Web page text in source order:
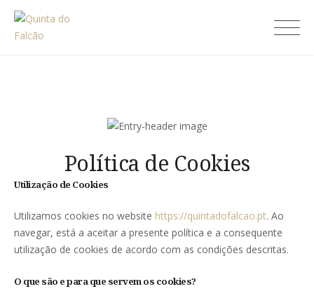
Skip
content
Política de Cookies
Utilização de Cookies
Utilizamos cookies no website https://quintadofalcao.pt. Ao
navegar, está a aceitar a presente política e a consequente
utilização de cookies de acordo com as condições descritas.
O que são e para que servem os cookies?